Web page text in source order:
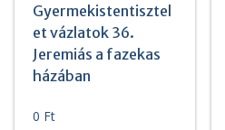
Gyermekistentisztel
et vázlatok 36.
Jeremiás a fazekas
házában
0 Ft